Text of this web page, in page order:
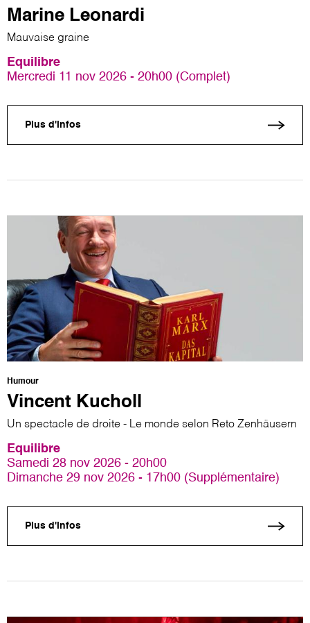
Marine Leonardi
Mauvaise graine
Equilibre
Mercredi 11 nov 2026 - 20h00 (Complet)
Plus d'infos
Humour
Vincent Kucholl
Un spectacle de droite - Le monde selon Reto Zenhäusern
Equilibre
Samedi 28 nov 2026 - 20h00
Dimanche 29 nov 2026 - 17h00 (Supplémentaire)
Plus d'infos